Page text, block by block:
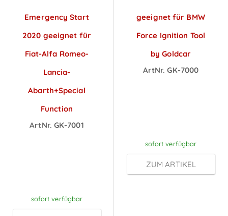
Emergency Start
2020 geeignet für
Fiat-Alfa Romeo-
Lancia-
Abarth+Special
Function
ArtNr. GK-7001
sofort verfügbar
geeignet für BMW
Force Ignition Tool
by Goldcar
ArtNr. GK-7000
sofort verfügbar
ZUM ARTIKEL